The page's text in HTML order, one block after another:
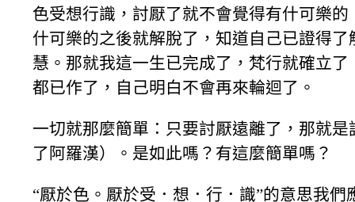
色受想行識，討厭了就不會覺得有什可樂的
什可樂的之後就解脫了，知道自己已證得了
慧。那就我這一生已完成了，梵行就確立了
都已作了，自己明白不會再來輪迴了。
一切就那麼簡單：只要討厭遠離了，那就是
了阿羅漢）。是如此嗎？有這麼簡單嗎？
“厭於色。厭於受．想．行．識”的意思我們